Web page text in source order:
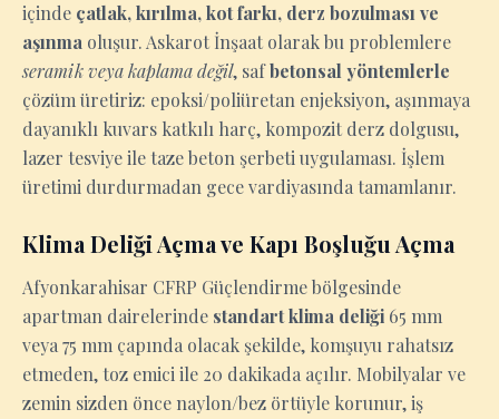
içinde çatlak, kırılma, kot farkı, derz bozulması ve
aşınma oluşur. Askarot İnşaat olarak bu problemlere
seramik veya kaplama değil, safbetonsal yöntemlerle
çözüm üretiriz: epoksi/poliüretan enjeksiyon, aşınmaya
dayanıklı kuvars katkılı harç, kompozit derz dolgusu,
lazer tesviye ile taze beton şerbeti uygulaması. İşlem
üretimi durdurmadan gece vardiyasında tamamlanır.
Klima Deliği Açma ve Kapı Boşluğu Açma
Afyonkarahisar CFRP Güçlendirme bölgesinde
apartman dairelerinde standart klima deliği 65 mm
veya 75 mm çapında olacak şekilde, komşuyu rahatsız
etmeden, toz emici ile 20 dakikada açılır. Mobilyalar ve
zemin sizden önce naylon/bez örtüyle korunur, iş